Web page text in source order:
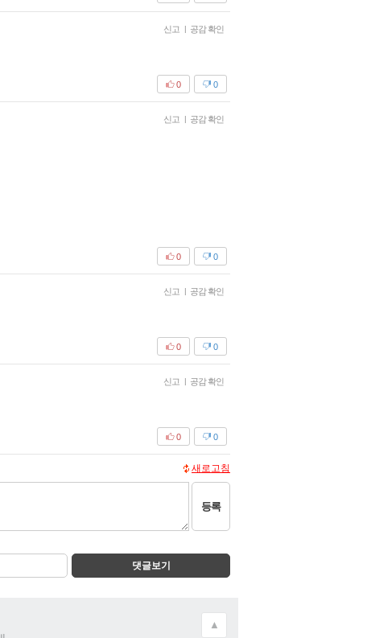
신고 | 공감 확인
0
0
신고 | 공감 확인
0
0
신고 | 공감 확인
0
0
신고 | 공감 확인
0
0
새로고침
등록
댓글보기
▲